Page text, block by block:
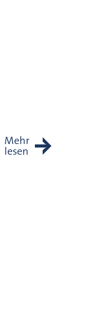
Mehr
lesen